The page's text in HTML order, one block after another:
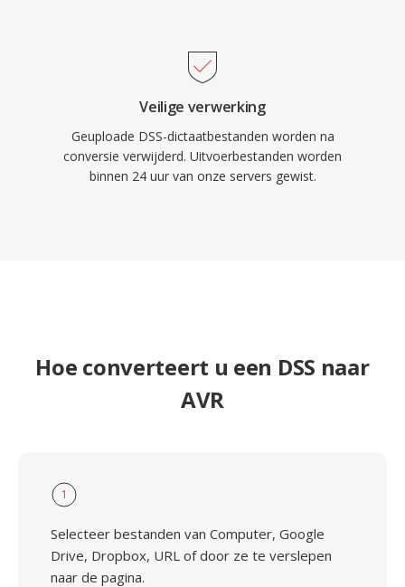
Veilige verwerking
Geuploade DSS-dictaatbestanden worden na
conversie verwijderd. Uitvoerbestanden worden
binnen 24 uur van onze servers gewist.
Hoe converteert u een DSS naar
AVR
1
Selecteer bestanden van Computer, Google
Drive, Dropbox, URL of door ze te verslepen
naar de pagina.